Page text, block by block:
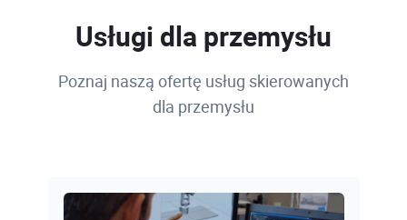
Usługi dla przemysłu
Poznaj naszą ofertę usług skierowanych
dla przemysłu